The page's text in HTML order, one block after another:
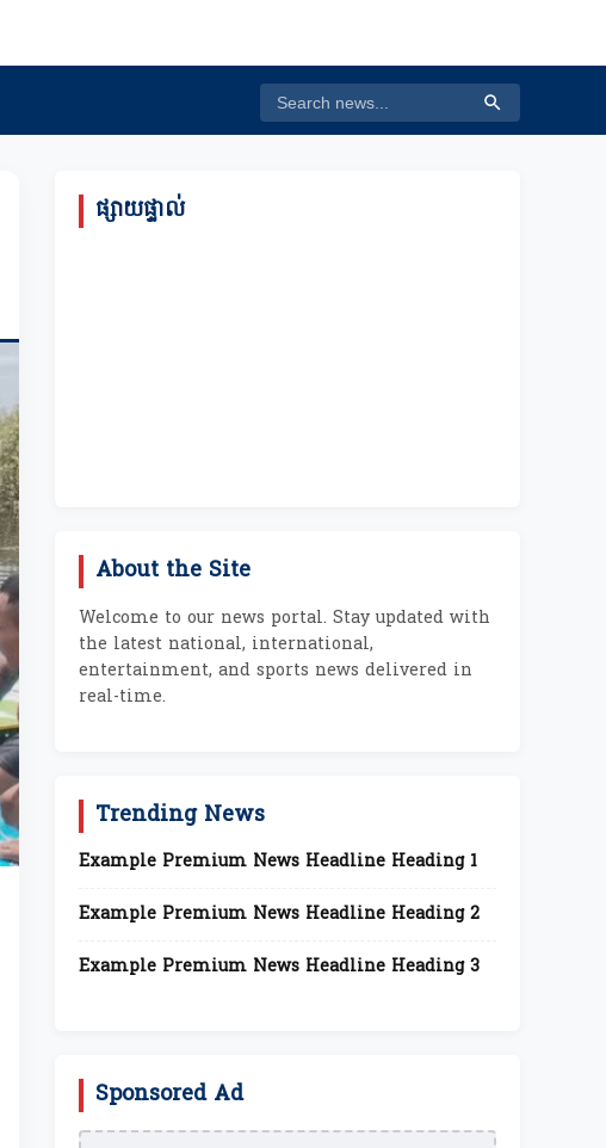
ផ្សាយផ្ទាល់
About the Site
Welcome to our news portal. Stay updated with
the latest national, international,
entertainment, and sports news delivered in
real-time.
Trending News
Example Premium News Headline Heading 1
Example Premium News Headline Heading 2
Example Premium News Headline Heading 3
Sponsored Ad